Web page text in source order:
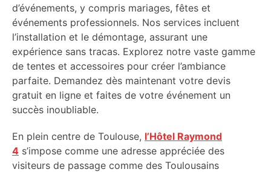
d’événements, y compris mariages, fêtes et
événements professionnels. Nos services incluent
l’installation et le démontage, assurant une
expérience sans tracas. Explorez notre vaste gamme
de tentes et accessoires pour créer l’ambiance
parfaite. Demandez dès maintenant votre devis
gratuit en ligne et faites de votre événement un
succès inoubliable.
En plein centre de Toulouse, l’Hôtel Raymond
4 s’impose comme une adresse appréciée des
visiteurs de passage comme des Toulousains